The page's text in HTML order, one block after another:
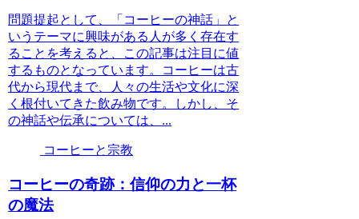
問題提起として、「コーヒーの神話」と
いうテーマに興味がある人が多く存在す
ることを考えると、この記事は注目に値
するものとなっています。コーヒーは古
代から現代まで、人々の生活や文化に深
く根付いてきた飲み物です。しかし、そ
の神話や伝承については、...
コーヒーと宗教
コーヒーの奇跡：信仰の力と一杯
の魔法